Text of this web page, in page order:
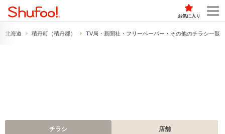
お気に入り
北海道 積丹町（積丹郡） TV局・新聞社・フリーペーパー・その他のチラシ一覧
チラシ 店舗